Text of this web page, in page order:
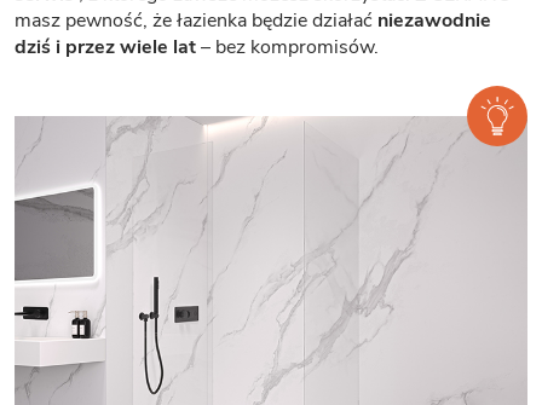
masz pewność, że łazienka będzie działać niezawodnie
dziś i przez wiele lat– bez kompromisów.